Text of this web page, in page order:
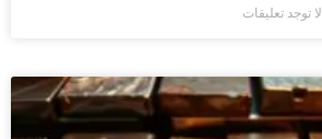
لا توجد تعليقات